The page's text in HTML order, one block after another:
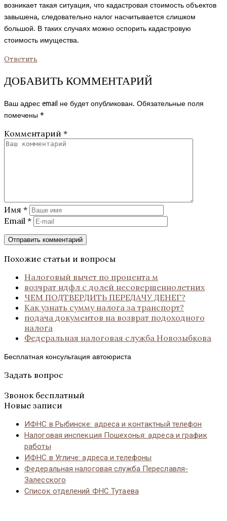
возникает такая ситуация, что кадастровая стоимость объектов
завышена, следовательно налог насчитывается слишком
большой. В таких случаях можно оспорить кадастровую
стоимость имущества.
Ответить
ДОБАВИТЬ КОММЕНТАРИЙ
Ваш адрес email не будет опубликован. Обязательные поля
помечены *
Комментарий *
Имя *
Email *
Похожие статьи и вопросы
Налоговый вычет по процента м
возчрат ндфл с долей несовершеннолетних
ЧЕМ ПОДТВЕРДИТЬ ПЕРЕДАЧУ ДЕНЕГ?
Как узнать сумму налога за транспорт?
подача документов на возврат подоходного
налога
Федеральная налоговая служба Новозыбкова
Бесплатная консультация автоюриста
Задать вопрос
Звонок бесплатный
Новые записи
ИФНС в Рыбинске: адреса и контактный телефон
Налоговая инспекция Пошехонья: адреса и график
работы
ИФНС в Угличе: адреса и телефоны
Федеральная налоговая служба Переславля-
Залесского
Список отделений ФНС Тутаева